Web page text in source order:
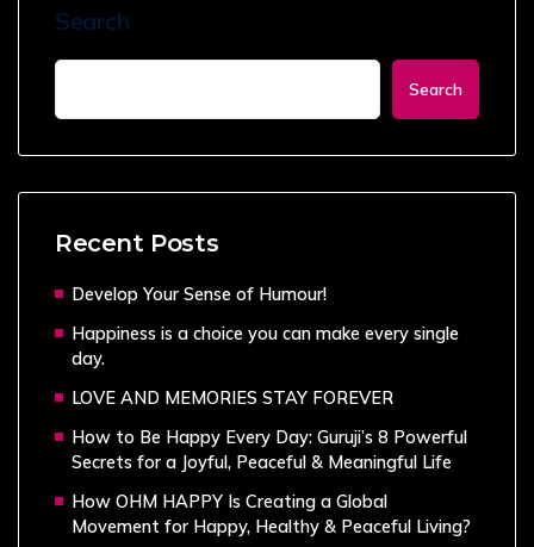
Search
Search
Recent Posts
Develop Your Sense of Humour!
Happiness is a choice you can make every single
day.
LOVE AND MEMORIES STAY FOREVER
How to Be Happy Every Day: Guruji’s 8 Powerful
Secrets for a Joyful, Peaceful & Meaningful Life
How OHM HAPPY Is Creating a Global
Movement for Happy, Healthy & Peaceful Living?